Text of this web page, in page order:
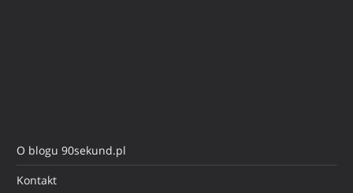
O blogu 90sekund.pl
Kontakt